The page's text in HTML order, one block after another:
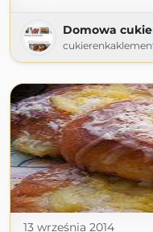
Domowa
13 września 2014